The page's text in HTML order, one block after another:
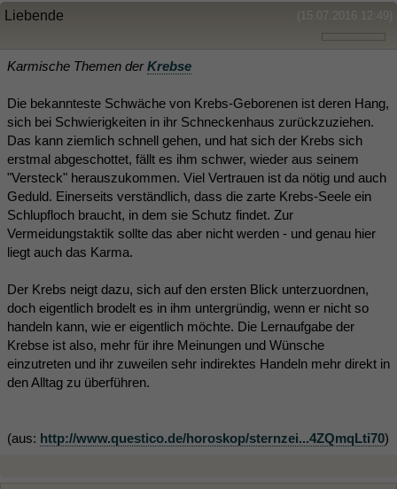
(15.07.2016 12:49)
Liebende
Karmische Themen derKrebse
Die bekannteste Schwäche von Krebs-Geborenen ist deren Hang,
sich bei Schwierigkeiten in ihr Schneckenhaus zurückzuziehen.
Das kann ziemlich schnell gehen, und hat sich der Krebs sich
erstmal abgeschottet, fällt es ihm schwer, wieder aus seinem
"Versteck" herauszukommen. Viel Vertrauen ist da nötig und auch
Geduld. Einerseits verständlich, dass die zarte Krebs-Seele ein
Schlupfloch braucht, in dem sie Schutz findet. Zur
Vermeidungstaktik sollte das aber nicht werden - und genau hier
liegt auch das Karma.
Der Krebs neigt dazu, sich auf den ersten Blick unterzuordnen,
doch eigentlich brodelt es in ihm untergründig, wenn er nicht so
handeln kann, wie er eigentlich möchte. Die Lernaufgabe der
Krebse ist also, mehr für ihre Meinungen und Wünsche
einzutreten und ihr zuweilen sehr indirektes Handeln mehr direkt in
den Alltag zu überführen.
(aus: http://www.questico.de/horoskop/sternzei...4ZQmqLti70)